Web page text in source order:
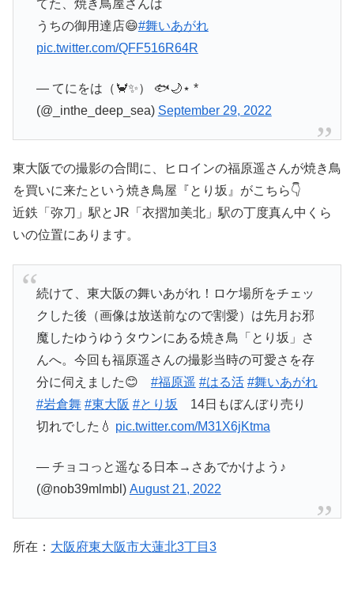
てた、焼き鳥屋さんは
うちの御用達店😄#舞いあがれ
pic.twitter.com/QFF516R64R
— てにをは（🦀✨） 🐟🌙⋆ *
(@_inthe_deep_sea) September 29, 2022
東大阪での撮影の合間に、ヒロインの福原遥さんが焼き鳥
を買いに来たという焼き鳥屋『とり坂』がこちら👇
近鉄「弥刀」駅とJR「衣摺加美北」駅の丁度真ん中くら
いの位置にあります。
続けて、東大阪の舞いあがれ！ロケ場所をチェッ
クした後（画像は放送前なので割愛）は先月お邪
魔したゆうゆうタウンにある焼き鳥「とり坂」さ
んへ。今回も福原遥さんの撮影当時の可愛さを存
分に伺えました😊 #福原遥 #はる活 #舞いあがれ
#岩倉舞 #東大阪 #とり坂
14日もぼんぼり売り
切れでした💧 pic.twitter.com/M31X6jKtma
— チョコっと遥なる日本→さあでかけよう♪
(@nob39mlmbl) August 21, 2022
所在： 大阪府東大阪市大蓮北3丁目3